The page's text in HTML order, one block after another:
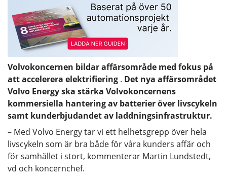
Volvokoncernen bildar affärsområde med fokus på
att accelerera elektrifiering . Det nya affärsområdet
Volvo Energy ska stärka Volvokoncernens
kommersiella hantering av batterier över livscykeln
samt kunderbjudandet av laddningsinfrastruktur.
– Med Volvo Energy tar vi ett helhetsgrepp över hela
livscykeln som är bra både för våra kunders affär och
för samhället i stort, kommenterar Martin Lundstedt,
vd och koncernchef.